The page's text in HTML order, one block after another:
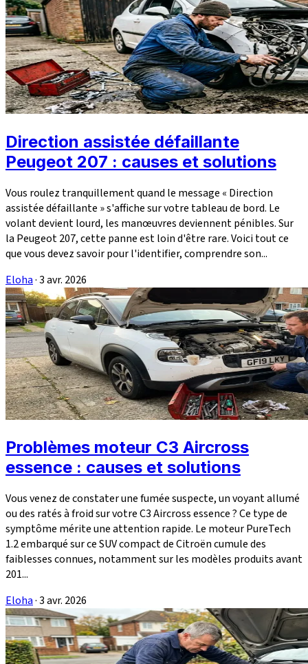
Direction assistée défaillante
Peugeot 207 : causes et solutions
Vous roulez tranquillement quand le message « Direction
assistée défaillante » s'affiche sur votre tableau de bord. Le
volant devient lourd, les manœuvres deviennent pénibles. Sur
la Peugeot 207, cette panne est loin d'être rare. Voici tout ce
que vous devez savoir pour l'identifier, comprendre son...
Eloha·3 avr. 2026
Problèmes moteur C3 Aircross
essence : causes et solutions
Vous venez de constater une fumée suspecte, un voyant allumé
ou des ratés à froid sur votre C3 Aircross essence ? Ce type de
symptôme mérite une attention rapide. Le moteur PureTech
1.2 embarqué sur ce SUV compact de Citroën cumule des
faiblesses connues, notamment sur les modèles produits avant
201...
Eloha·3 avr. 2026